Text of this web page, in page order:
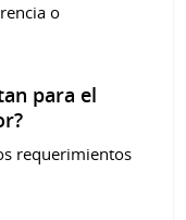
o
para el
requerimientos